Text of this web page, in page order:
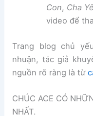
Con, Cha
video để
Trang blog chủ
nhuận, tác giả
nguồn rõ ràng là từ
CHÚC ACE CÓ
NHẤT.